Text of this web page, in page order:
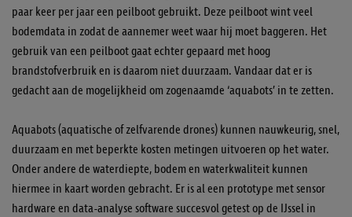
paar keer per jaar een peilboot gebruikt. Deze peilboot wint veel
bodemdata in zodat de aannemer weet waar hij moet baggeren. Het
gebruik van een peilboot gaat echter gepaard met hoog
brandstofverbruik en is daarom niet duurzaam. Vandaar dat er is
gedacht aan de mogelijkheid om zogenaamde ‘aquabots’ in te zetten.
Aquabots (aquatische of zelfvarende drones) kunnen nauwkeurig, snel,
duurzaam en met beperkte kosten metingen uitvoeren op het water.
Onder andere de waterdiepte, bodem en waterkwaliteit kunnen
hiermee in kaart worden gebracht. Er is al een prototype met sensor
hardware en data-analyse software succesvol getest op de IJssel in